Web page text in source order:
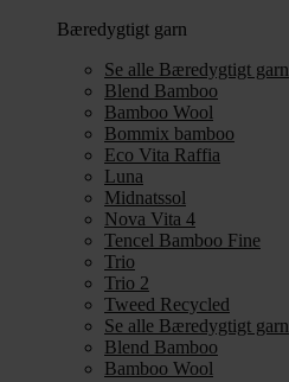
Bæredygtigt garn
Se alle Bæredygtigt garn
Blend Bamboo
Bamboo Wool
Bommix bamboo
Eco Vita Raffia
Luna
Midnatssol
Nova Vita 4
Tencel Bamboo Fine
Trio
Trio 2
Tweed Recycled
Se alle Bæredygtigt garn
Blend Bamboo
Bamboo Wool